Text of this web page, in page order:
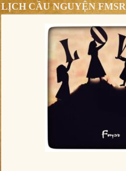
LỊCH CẦU NGUYỆN FMSR